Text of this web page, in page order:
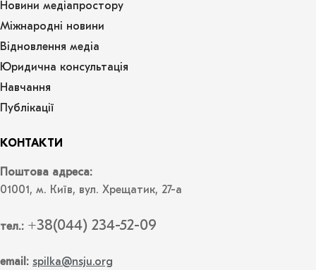
Новини медіапростору
Міжнародні новини
Відновлення медіа
Юридична консультація
Навчання
Публікації
КОНТАКТИ
Поштова адреса:
01001, м. Київ, вул. Хрещатик, 27-а
тел.: +38(044) 234-52-09
email: spilka@nsju.org